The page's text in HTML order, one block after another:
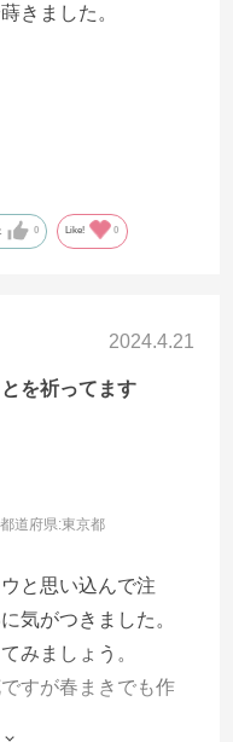
きました。
0 Like! 0
2024.4.21
を祈ってます
都道府県:東京都
と思い込んで注
気がつきました。
みましょう。
すが春まきでも作